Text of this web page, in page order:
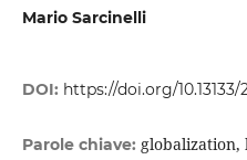
Mario Sarcinelli
DOI: https://doi.org/10.13133/
Parole chiave: globalization,